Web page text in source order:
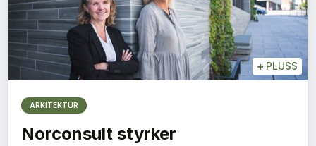
+ PLUSS
ARKITEKTUR
Norconsult styrker